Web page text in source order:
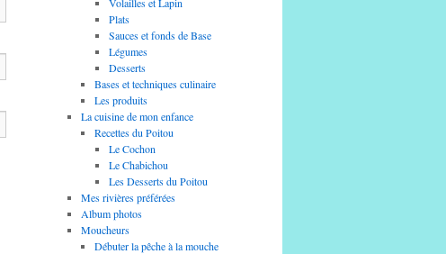
Plats
Sauces et fonds de Base
Légumes
Desserts
Bases et techniques culinaire
Les produits
La cuisine de mon enfance
Recettes du Poitou
Le Cochon
Le Chabichou
Les Desserts du Poitou
Mes rivières préférées
Album photos
Moucheurs
Débuter la pêche à la mouche